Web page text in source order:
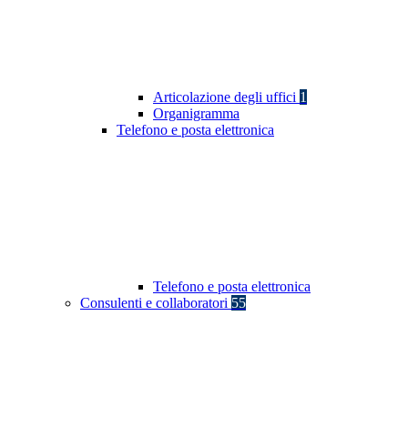
Articolazione degli uffici 1
Organigramma
Telefono e posta elettronica
Telefono e posta elettronica
Consulenti e collaboratori 55